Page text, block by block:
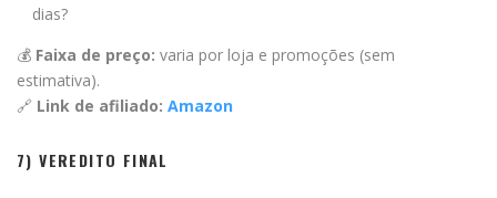
dias?
💰 Faixa de preço: varia por loja e promoções (sem
estimativa).
🔗 Link de afiliado: Amazon
7) VEREDITO FINAL